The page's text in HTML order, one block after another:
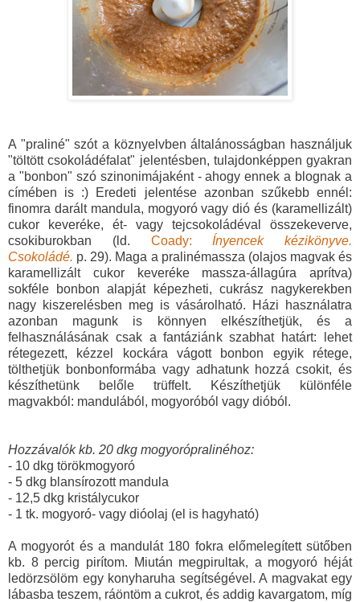
A "praliné" szót a köznyelvben általánosságban használjuk
"töltött csokoládéfalat" jelentésben, tulajdonképpen gyakran
a "bonbon" szó szinonimájaként - ahogy ennek a blognak a
címében is :) Eredeti jelentése azonban szűkebb ennél:
finomra darált mandula, mogyoró vagy dió és (karamellizált)
cukor keveréke, ét- vagy tejcsokoládéval összekeverve,
csokiburokban (ld. Coady: Ínyencek kézikönyve.
Csokoládé. p. 29). Maga a pralinémassza (olajos magvak és
karamellizált cukor keveréke massza-állagúra aprítva)
sokféle bonbon alapját képezheti, cukrász nagykerekben
nagy kiszerelésben meg is vásárolható. Házi használatra
azonban magunk is könnyen elkészíthetjük, és a
felhasználásának csak a fantáziánk szabhat határt: lehet
rétegezett, kézzel kockára vágott bonbon egyik rétege,
tölthetjük bonbonformába vagy adhatunk hozzá csokit, és
készíthetünk belőle trüffelt. Készíthetjük különféle
magvakból: mandulából, mogyoróból vagy dióból.
Hozzávalók kb. 20 dkg mogyorópralinéhoz:
- 10 dkg törökmogyoró
- 5 dkg blansírozott mandula
- 12,5 dkg kristálycukor
- 1 tk. mogyoró- vagy dióolaj (el is hagyható)
A mogyorót és a mandulát 180 fokra előmelegített sütőben
kb. 8 percig pirítom. Miután megpirultak, a mogyoró héját
ledörzsölöm egy konyharuha segítségével. A magvakat egy
lábasba teszem, ráöntöm a cukrot, és addig kavargatom, míg